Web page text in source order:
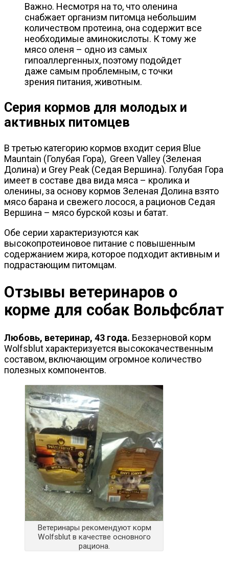
Важно. Несмотря на то, что оленина
снабжает организм питомца небольшим
количеством протеина, она содержит все
необходимые аминокислоты. К тому же
мясо оленя – одно из самых
гипоаллергенных, поэтому подойдет
даже самым проблемным, с точки
зрения питания, животным.
Серия кормов для молодых и
активных питомцев
В третью категорию кормов входит серия Blue
Mauntain (Голубая Гора), Green Valley (Зеленая
Долина) и Grey Peak (Седая Вершина). Голубая Гора
имеет в составе два вида мяса – кролика и
оленины, за основу кормов Зеленая Долина взято
мясо барана и свежего лосося, а рационов Седая
Вершина – мясо бурской козы и батат.
Обе серии характеризуются как
высокопротеиновое питание с повышенным
содержанием жира, которое подходит активным и
подрастающим питомцам.
Отзывы ветеринаров о
корме для собак Вольфсблат
Любовь, ветеринар, 43 года. Беззерновой корм
Wolfsblut характеризуется высококачественным
составом, включающим огромное количество
полезных компонентов.
Ветеринары рекомендуют корм
Wolfsblut в качестве основного
рациона.